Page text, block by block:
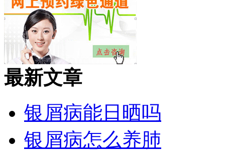
最新文章
银屑病能日晒吗
银屑病怎么养肺